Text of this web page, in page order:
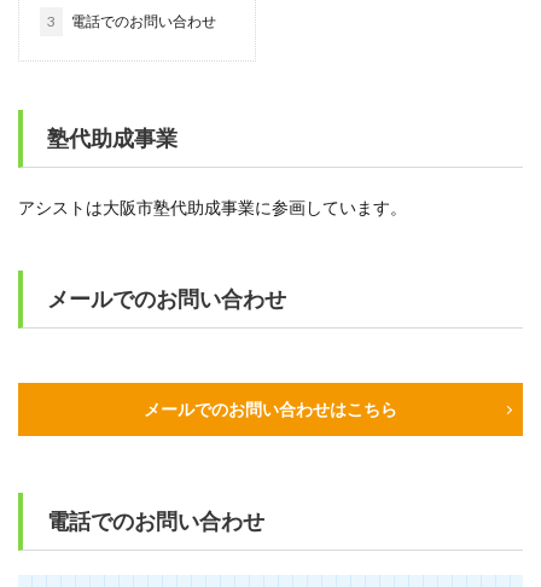
3 電話でのお問い合わせ
塾代助成事業
アシストは大阪市塾代助成事業に参画しています。
メールでのお問い合わせ
メールでのお問い合わせはこちら
電話でのお問い合わせ